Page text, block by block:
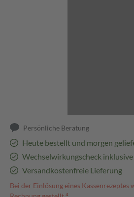
Persönliche Beratung
Heute bestellt und morgen
Wechselwirkungscheck inklusive
Versandkostenfreie Lieferung
Bei der Einlösung eines